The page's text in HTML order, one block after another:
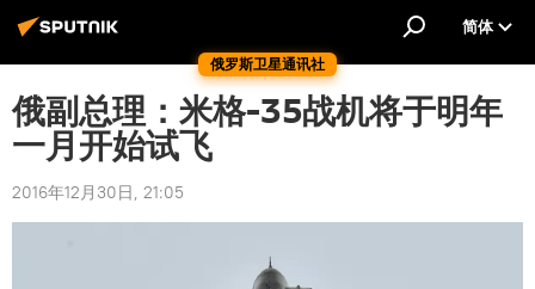
俄罗斯卫星通讯社
简体
俄副总理：米格-35战机将于明年
一月开始试飞
2016年12月30日, 21:05